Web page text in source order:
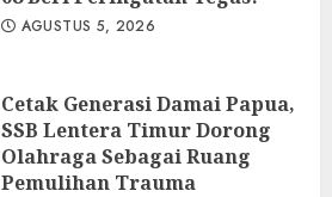
AGUSTUS 5, 2026
Cetak Generasi Damai Papua,
SSB Lentera Timur Dorong
Olahraga Sebagai Ruang
Pemulihan Trauma